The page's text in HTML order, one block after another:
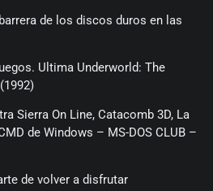
de los discos duros en las
Ultima Underworld: The
Sierra On Line, Catacomb 3D, La
de Windows – MS-DOS CLUB –
de volver a disfrutar